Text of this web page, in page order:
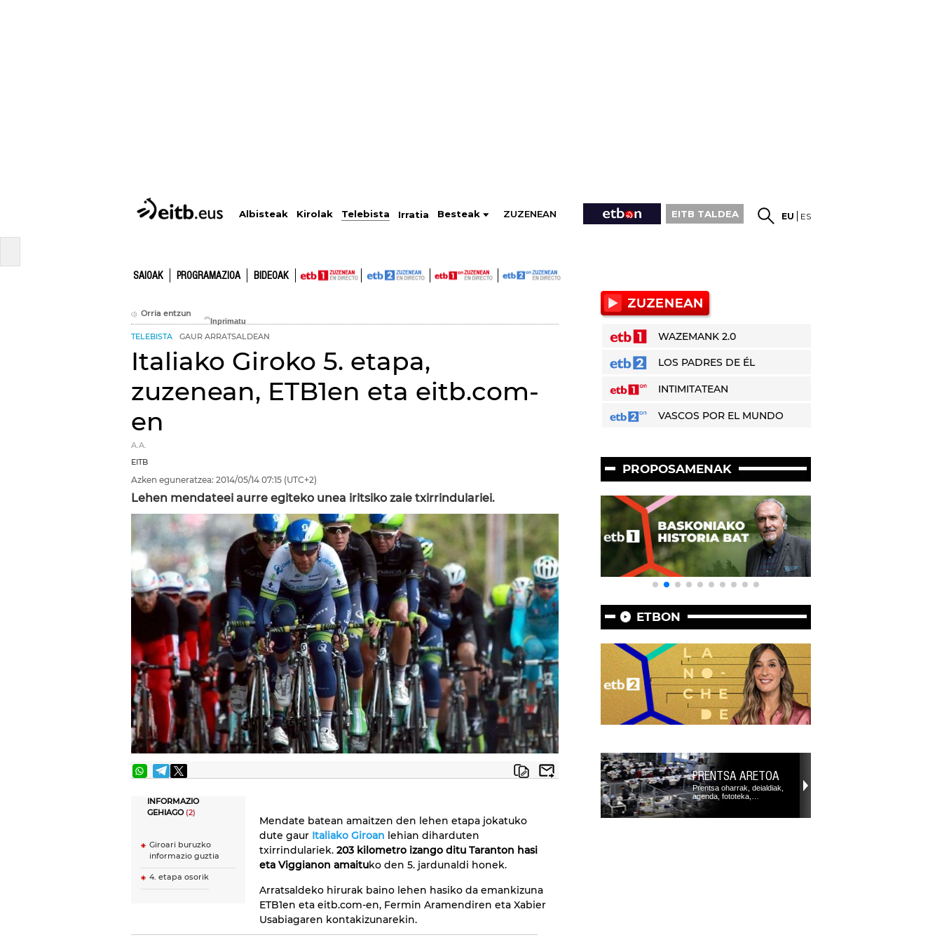
Albisteak Kirolak Telebista Irratia Besteak ZUZENEAN EITB TALDEA EU ES
SAIOAK PROGRAMAZIOA BIDEOAK
Orria entzun
TELEBISTA GAUR ARRATSALDEAN
Italiako Giroko 5. etapa,
zuzenean, ETB1en eta eitb.com-
en
A.A.
EITB
Azken eguneratzea: 2014/05/14 07:15 (UTC+2)
Lehen mendateei aurre egiteko unea iritsiko zaie txirrindulariei.
INFORMAZIO
GEHIAGO(2)
Giroari buruzko
informazio guztia
4. etapa osorik
Mendate batean amaitzen den lehen etapa jokatuko
dute gaur Italiako Giroan lehian diharduten
txirrindulariek. 203 kilometro izango ditu Taranton hasi
eta Viggianon amaituko den 5. jardunaldi honek.
Arratsaldeko hirurak baino lehen hasiko da emankizuna
ETB1en eta eitb.com-en, Fermin Aramendiren eta Xabier
Usabiagaren kontakizunarekin.
WAZEMANK 2.0
LOS PADRES DE ÉL
INTIMITATEAN
VASCOS POR EL MUNDO
PROPOSAMENAK
ETBON
PRENTSA ARETOA
Prentsa oharrak, deialdiak,
agenda, fototeka,…